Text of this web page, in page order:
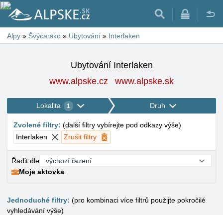
Alpy » Švýcarsko » Ubytování » Interlaken
Ubytování Interlaken
www.alpske.cz
www.alpske.sk
Lokalita 1 Druh
Zvolené filtry: (další filtry vybírejte pod odkazy výše)
Interlaken
Zrušit filtry
Řadit dle
Moje aktovka
Jednoduché filtry: (pro kombinaci více filtrů použijte pokročilé
vyhledávání výše)